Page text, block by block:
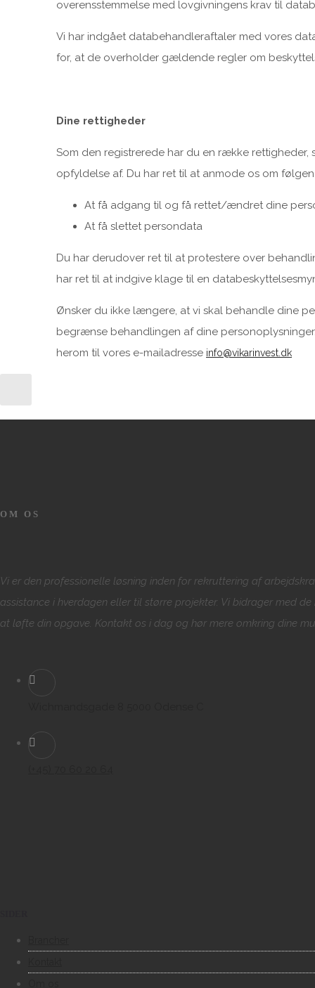
overensstemmelse med lovgivningens krav til
Vi har indgået databehandleraftaler med vores
for, at de overholder gældende regler om
Dine rettigheder
Som den registrerede har du en række rettigheder,
opfyldelse af. Du har ret til at anmode os om
At få adgang til og få rettet/ændret dine
At få slettet persondata
Du har derudover ret til at protestere over
har ret til at indgive klage til en
Ønsker du ikke længere, at vi skal behandle dine
begrænse behandlingen af dine
herom til vores e-mailadresse info@vikarinvest.dk
OM OS
Vi er den professionelle løsning inden for rekruttering af
assistance i hverdagen eller til større projekter. Vi bidrager med
at løfte din opgave. Kontakt os i dag og hør mere omkring dine